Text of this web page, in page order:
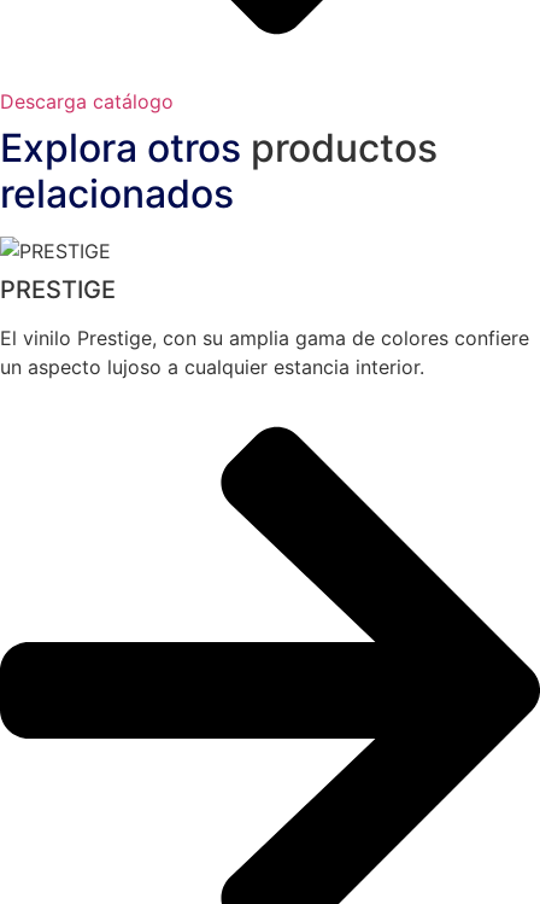
Descarga catálogo
Explora otros productos
relacionados
PRESTIGE
El vinilo Prestige, con su amplia gama de colores confiere
un aspecto lujoso a cualquier estancia interior.